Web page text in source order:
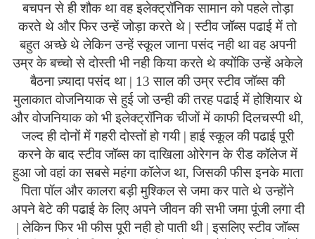
बचपन से ही शौक था वह इलेक्ट्रॉनिक सामान को पहले तोड़ा
करते थे और फिर उन्हें जोड़ा करते थे | स्टीव जॉब्स पढाई में तो
बहुत अच्छे थे लेकिन उन्हें स्कूल जाना पसंद नही था वह अपनी
उम्र के बच्चो से दोस्ती भी नही किया करते थे क्योंकि उन्हें अकेले
बैठना ज़्यादा पसंद था | 13 साल की उम्र स्टीव जॉब्स की
मुलाकात वोजनियाक से हुई जो उन्ही की तरह पढाई में होशियार थे
और वोजनियाक को भी इलेक्ट्रॉनिक चीजों में काफी दिलचस्पी थी,
जल्द ही दोनों में गहरी दोस्तों हो गयी | हाई स्कूल की पढाई पूरी
करने के बाद स्टीव जॉब्स का दाखिला ओरेगन के रीड कॉलेज में
हुआ जो वहां का सबसे महंगा कॉलेज था, जिसकी फीस इनके माता
पिता पॉल और कालरा बड़ी मुश्किल से जमा कर पाते थे उन्होंने
अपने बेटे की पढाई के लिए अपने जीवन की सभी जमा पूंजी लगा दी
| लेकिन फिर भी फीस पूरी नही हो पाती थी | इसलिए स्टीव जॉब्स